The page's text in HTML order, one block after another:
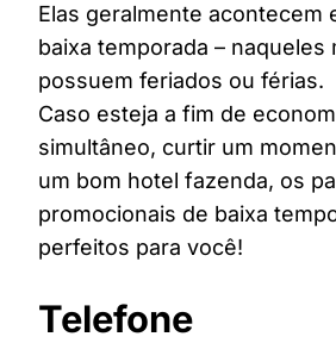
Elas geralmente acontecem
baixa temporada – naqueles
possuem feriados ou férias.
Caso esteja a fim de
simultâneo, curtir um
um bom hotel fazenda, os
promocionais de baixa
perfeitos para você!
Telefone